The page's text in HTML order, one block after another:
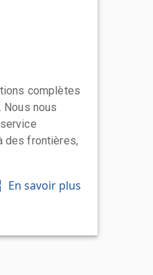
complètes
nous
des frontières,
En savoir plus